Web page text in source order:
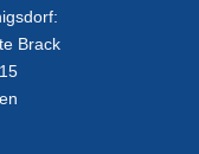
Brack